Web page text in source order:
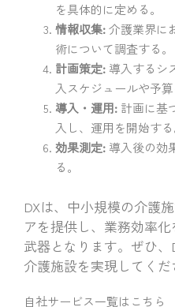
を具体的に定める。
情報収集:介護業界に
術について調査する。
計画策定: 導入するシ
入スケジュールや予算
導入・運用: 計画に基
入し、運用を開始する
効果測定: 導入後の効
る。
DXは、中小規模の介護
アを提供し、業務効率
武器となります。ぜひ
介護施設を実現してくだ
自社サービス一覧はこちら